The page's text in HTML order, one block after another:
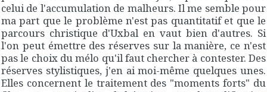
celui de l'accumulation de malheurs. Il me semble pour
ma part que le problème n'est pas quantitatif et que le
parcours christique d'Uxbal en vaut bien d'autres. Si
l'on peut émettre des réserves sur la manière, ce n'est
pas le choix du mélo qu'il faut chercher à contester. Des
réserves stylistiques, j'en ai moi-même quelques unes.
Elles concernent le traitement des "moments forts" du